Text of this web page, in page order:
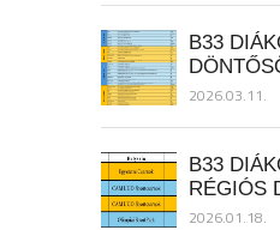
B33
2026.03.11.
B33
RÉGIÓS
2026.01.18.